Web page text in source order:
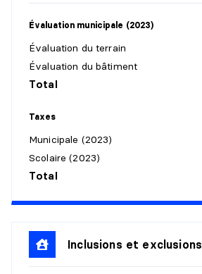
CUISINE
Niveau :1er niveau/RDC
Dimensions :
SALON
Niveau :
Revêtement :Bois
CHAMBRE À COUCHER PRINCIPALE
Évaluation municipale (2023)
Évaluation du terrain
Évaluation du bâtiment
Total
Taxes
Municipale (2023)
Scolaire (2023)
Total
Inclusions et exclusions